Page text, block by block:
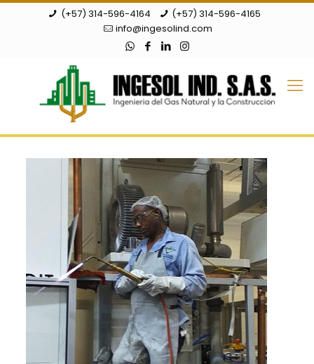
(+57) 314-596-4164
(+57) 314-596-4165
info@ingesolind.com